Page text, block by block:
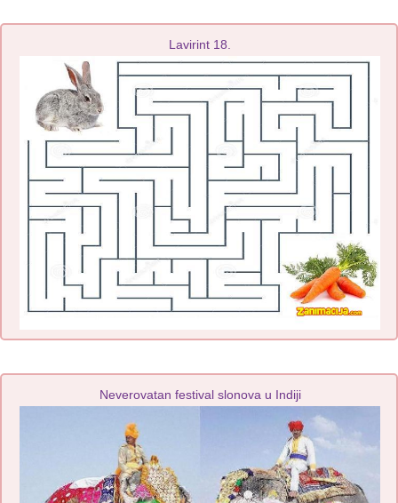
Lavirint 18.
Neverovatan festival slonova u Indiji